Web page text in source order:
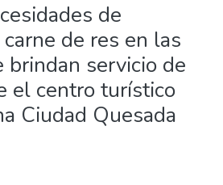
de
de res en las
brindan servicio de
el centro turístico
Ciudad Quesada